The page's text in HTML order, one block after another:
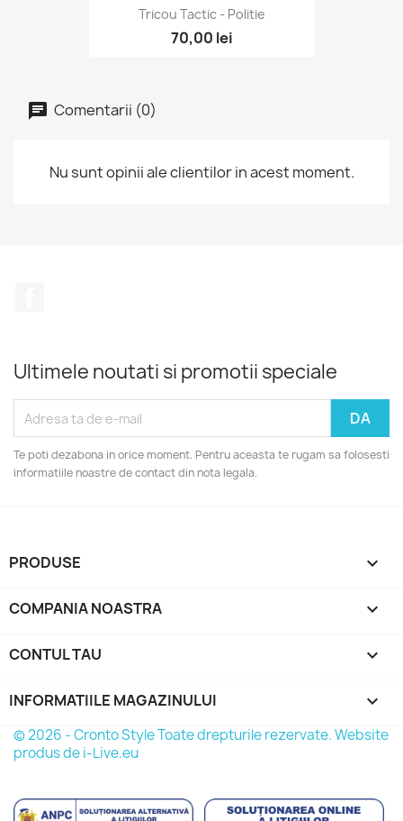
Tricou Tactic - Politie
70,00 lei
Comentarii (0)
Nu sunt opinii ale clientilor in acest moment.
Ultimele noutati si promotii speciale
Te poti dezabona in orice moment. Pentru aceasta te rugam sa folosesti
informatiile noastre de contact din nota legala.
PRODUSE 
COMPANIA NOASTRA 
CONTUL TAU 
INFORMATIILE MAGAZINULUI keyboard_arrow_down
© 2026 - Cronto Style Toate drepturile rezervate. Website
produs de i-Live.eu